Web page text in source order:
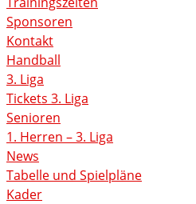
Sponsoren
Kontakt
Handball
3. Liga
Tickets 3. Liga
Senioren
1. Herren – 3. Liga
News
Tabelle und Spielpläne
Kader